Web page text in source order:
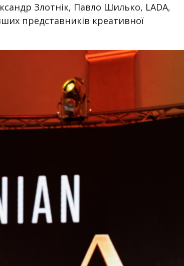
Злотнік, Павло Шилько, LADA,
представників креативної